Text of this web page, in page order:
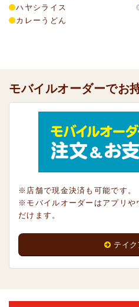
ハヤシライス
カレーうどん
モバイルオーダーでお
※店舗で現金決済も可能です。
※モバイルオーダーはアプリや
だけます。
テイク